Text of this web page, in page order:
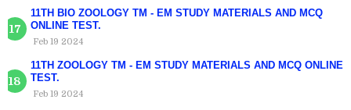
11TH BIO ZOOLOGY TM - EM STUDY MATERIALS AND MCQ
ONLINE TEST.
Feb 19 2024
11TH ZOOLOGY TM - EM STUDY MATERIALS AND MCQ ONLINE
TEST.
Feb 19 2024